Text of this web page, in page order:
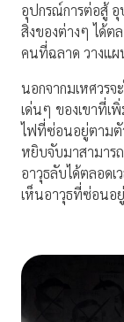
อุปกรณ์การต่อสู้
สิ่งของต่างๆ ได้ต
คนที่ฉลาด วางแผ
นอกจากมเหศวร
เด่นๆ ของเขาที่เ
ไฟที่ซ่อนอยู่ตามตั
หยิบจับมาสามาร
อาวุธลับได้ตลอดเ
เห็นอาวุธที่ซ่อนอ